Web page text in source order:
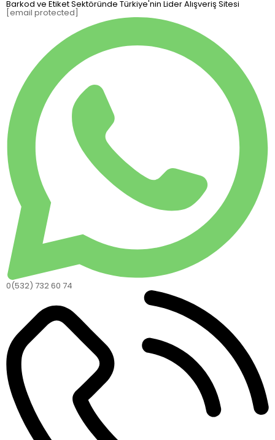
Barkod ve Etiket Sektöründe Türkiye'nin Lider Alışveriş Sitesi
[email protected]
0(532) 732 60 74